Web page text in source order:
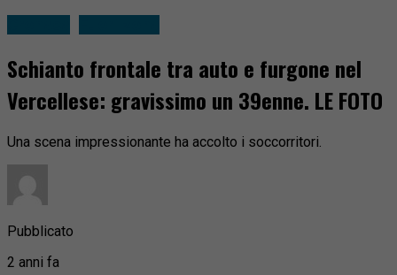
Schianto frontale tra auto e furgone nel
Vercellese: gravissimo un 39enne. LE FOTO
Una scena impressionante ha accolto i soccorritori.
Pubblicato
2 anni fa